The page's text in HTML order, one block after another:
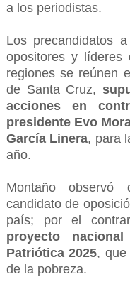
a los periodistas.
Los precandidatos
opositores y líderes
regiones se reúnen
de Santa Cruz,
acciones en
presidente Evo
García Linera, para
año.
Montaño
candidato de
país; por el
proyecto
Patriótica 2025, que
de la pobreza.